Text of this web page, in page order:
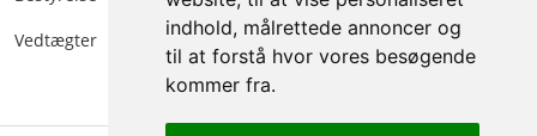
indhold, målrettede annoncer og
til at forstå hvor vores besøgende
kommer fra.
Vedtægter